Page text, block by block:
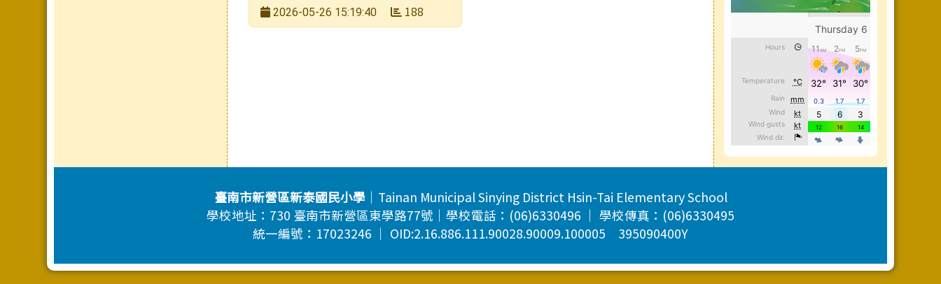
發布日期
2026-05-26 15:19:40 188
臺南市新營區新泰國民小學 ｜Tainan Municipal Sinying District Hsin-Tai Elementary School
學校地址：730 臺南市新營區東學路77號｜學校電話：(06)6330496 ｜ 學校傳真：(06)6330495
統一編號：17023246 ｜ OID:2.16.886.111.90028.90009.100005 395090400Y